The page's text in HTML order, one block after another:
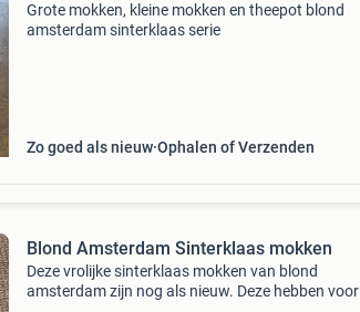
Grote mokken, kleine mokken en theepot blond
amsterdam sinterklaas serie
Zo goed als nieuw Ophalen of Verzenden
Blond Amsterdam Sinterklaas mokken
Deze vrolijke sinterklaas mokken van blond
amsterdam zijn nog als nieuw. Deze hebben voor